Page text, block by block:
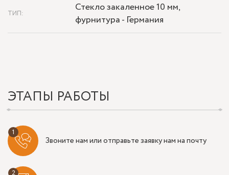
ТИП:
Стекло закаленное 10 мм,
фурнитура - Германия
ЭТАПЫ РАБОТЫ
Звоните нам или отправьте заявку нам на почту